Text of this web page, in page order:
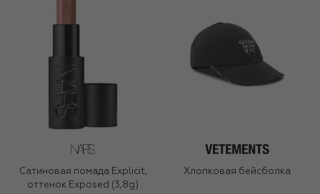
Сатиновая помада Explicit,
оттенок Exposed (3,8g)
Хлопковая бейсболка